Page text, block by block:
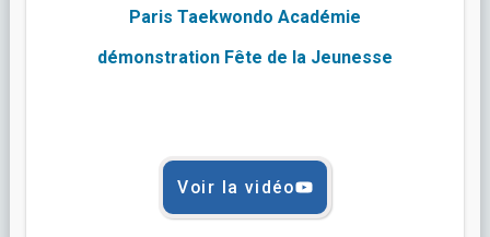
Paris Taekwondo Académie
démonstration Fête de la Jeunesse
Voir la vidéo